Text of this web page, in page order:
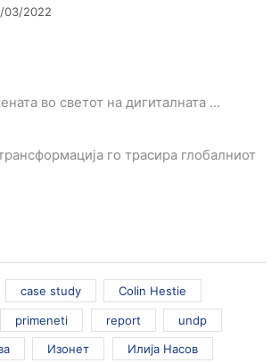
03/2022
во светот на дигиталната ...
го трасира глобалниот
case study Colin Hestie
primeneti report undp
Изонет Илија Насов